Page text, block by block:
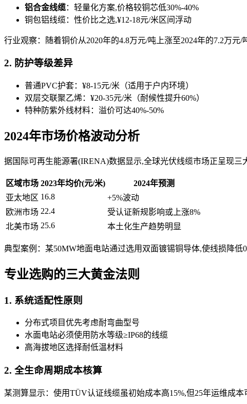
铝合金线缆：轻量化方案,价格较铜芯低30%-40%
铜包铝线缆：性价比之选,¥12-18元/米区间浮动
行业观察：随着铜价从2020年的4.8万元/吨上涨至2024年的7.2万元/
2. 防护等级差异
普通PVC护套：¥8-15元/米（适用于户内环境）
双层交联聚乙烯：¥20-35元/米（耐候性提升60%）
特种防紫外线材料：溢价可达40%-50%
2024年市场价格波动分析
据国际可再生能源署(IRENA)数据显示,全球光伏线缆市场正呈现三
区域市场 2023年均价(元/米)
2024年预测
亚太地区 16.8
+5%波动
欧洲市场 22.4
受认证新规影响或上涨8%
北美市场 25.6 本土化生产趋势明显
典型案例：某50MW地面电站通过选用双面镀锡铜导体,使线损降低
专业选购的三大黄金法则
1. 系统适配性原则
分布式项目优先考虑耐弯曲型号
水面电站必须使用防水等级≥IP68的线缆
高海拔地区选择耐低温材料
2. 全生命周期成本核算
某测算显示：使用TÜV认证线缆虽初始成本高15%,但25年运维成本